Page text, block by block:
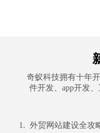
奇蚁科技拥有十年
件开发、app开发
1. 外贸网站建设全攻略：打造国际化平